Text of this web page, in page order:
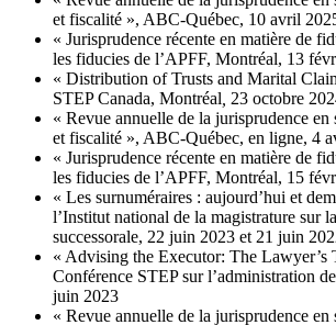
et fiscalité », ABC-Québec, 10 avril
« Jurisprudence récente en matière de
les fiducies de l’APFF, Montréal, 13
« Distribution of Trusts and Marital
STEP Canada, Montréal, 23 octobre
« Revue annuelle de la jurisprudence en
et fiscalité », ABC-Québec, en ligne, 4
« Jurisprudence récente en matière de
les fiducies de l’APFF, Montréal, 15
« Les surnuméraires : aujourd’hui et
l’Institut national de la magistrature sur
successorale, 22 juin 2023 et 21 juin
« Advising the Executor: The Lawyer’s
Conférence STEP sur l’administration
juin 2023
« Revue annuelle de la jurisprudence en